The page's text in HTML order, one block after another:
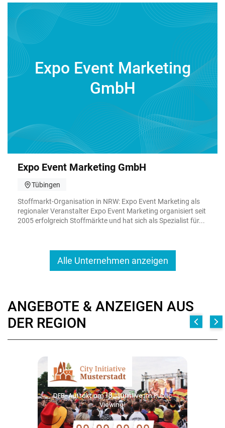
Expo Event Marketing
GmbH
Expo Event Marke­ting GmbH
Tübingen
Stoffmarkt-Organisation in NRW: Expo Event Marketing als
regionaler Veranstalter Expo Event Marketing organisiert seit
2005 erfolgreich Stoffmärkte und hat sich als Spezialist für...
Alle Unternehmen anzeigen
ANGEBOTE & ANZEIGEN AUS
DER REGION
DFB-Auftakt am18. Junilive im Public
Viewing!